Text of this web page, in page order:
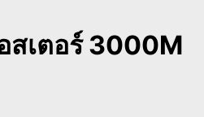
สเตอร์ 3000M